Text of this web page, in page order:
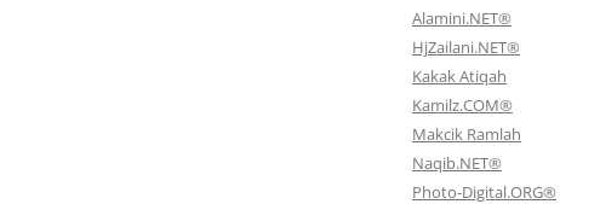
Alamini.NET®
HjZailani.NET®
Kakak Atiqah
Kamilz.COM®
Makcik Ramlah
Naqib.NET®
Photo-Digital.ORG®